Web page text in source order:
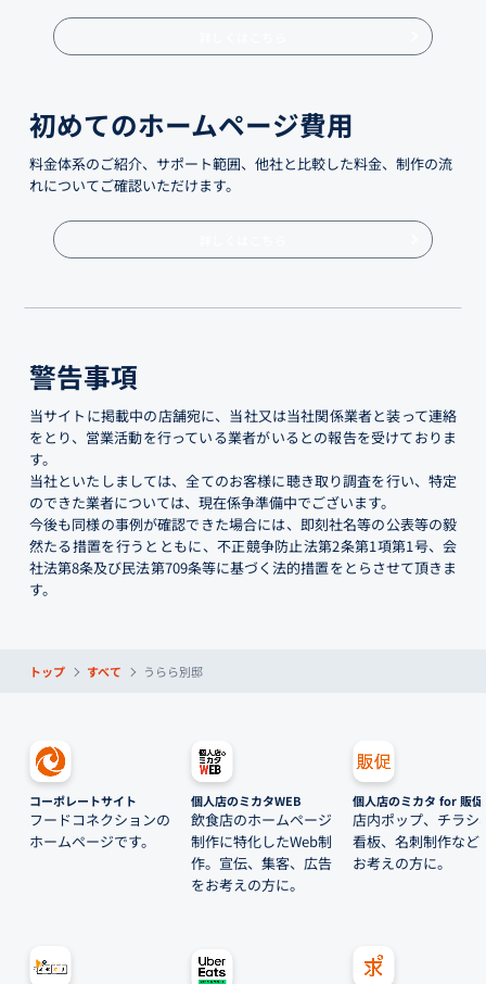
初めてのホームページ費用
料金体系のご紹介、サポート範囲、他社と比較した料金、制作の流
れについてご確認いただけます。
警告事項
当サイトに掲載中の店舗宛に、当社又は当社関係業者と装って連絡
をとり、営業活動を行っている業者がいるとの報告を受けておりま
す。
当社といたしましては、全てのお客様に聴き取り調査を行い、特定
のできた業者については、現在係争準備中でございます。
今後も同様の事例が確認できた場合には、即刻社名等の公表等の毅
然たる措置を行うとともに、不正競争防止法第2条第1項第1号、会
社法第8条及び民法第709条等に基づく法的措置をとらさせて頂きま
す。
トップ すべて うらら別邸
コーポレートサイト
フードコネクションの
ホームページです。
個人店のミカタWEB
飲食店のホームページ
制作に特化したWeb制
作。宣伝、集客、広告
をお考えの方に。
個人店のミカタ for 販促
店内ポップ、チラシ
看板、名刺制作など
お考えの方に。